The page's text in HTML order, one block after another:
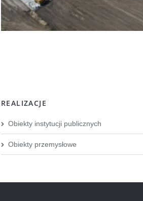
REALIZACJE
Obiekty instytucji publicznych
Obiekty przemysłowe